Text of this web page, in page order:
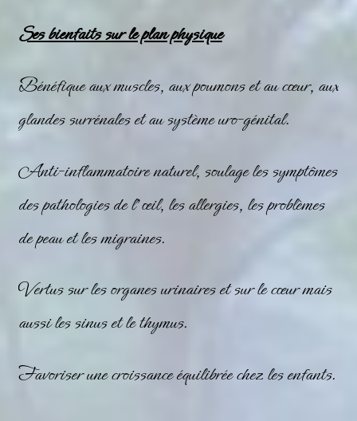
Ses bienfaits sur le plan physique
Bénéfique aux muscles, aux poumons et au cœur, aux
glandes surrénales et au système uro-génital.
Anti-inflammatoire naturel, soulage les symptômes
des pathologies de l’œil, les allergies, les problèmes
de peau et les migraines.
Vertus sur les organes urinaires et sur le cœur mais
aussi les sinus et le thymus.
Favoriser une croissance équilibrée chez les enfants.